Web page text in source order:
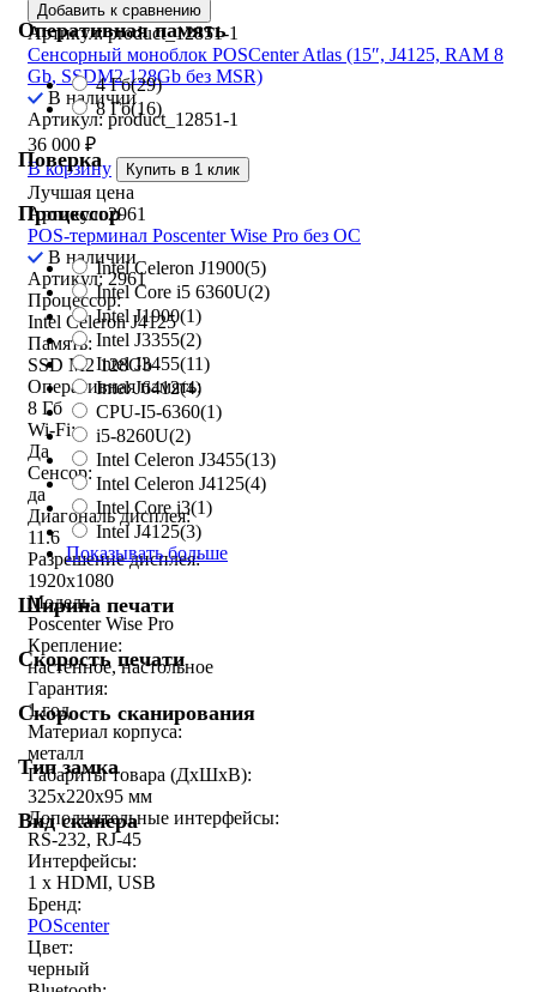
Оперативная память
4 Гб(29)
8 Гб(16)
Поверка
Процессор
Intel Celeron J1900(5)
Intel Core i5 6360U(2)
Intel J1900(1)
Intel J3355(2)
Intel J3455(11)
Intel J6412(4)
CPU-I5-6360(1)
i5-8260U(2)
Intel Celeron J3455(13)
Intel Celeron J4125(4)
Intel Core i3(1)
Intel J4125(3)
Показывать больше
Ширина печати
Скорость печати
Скорость сканирования
Тип замка
Вид сканера
Добавить к сравнению
Артикул: product_12851-1
Сенсорный моноблок POSCenter Atlas (15″, J4125, RAM 8
Gb, SSDM2 128Gb без MSR)
В наличии
Артикул: product_12851-1
36 000 ₽
В корзину
Купить в 1 клик
Лучшая цена
Артикул: 2961
POS-терминал Poscenter Wise Pro без ОС
В наличии
Артикул: 2961
Процессор:
Intel Celeron J4125
Память:
SSD M2 128Gb
Оперативная память:
8 Гб
Wi-Fi:
Да
Сенсор:
да
Диагональ дисплея:
11.6
Разрешение дисплея:
1920x1080
Модель:
Poscenter Wise Pro
Крепление:
настенное, настольное
Гарантия:
1 год
Материал корпуса:
металл
Габариты товара (ДxШxВ):
325х220х95 мм
Дополнительные интерфейсы:
RS-232, RJ-45
Интерфейсы:
1 x HDMI, USB
Бренд:
POScenter
Цвет:
черный